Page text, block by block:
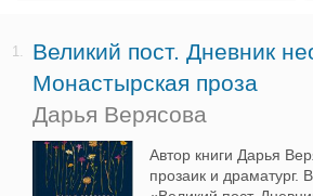
1.
Великий пост. Дневник
Монастырская проза
Дарья Верясова
Автор книги Дарья
прозаик и драматург.